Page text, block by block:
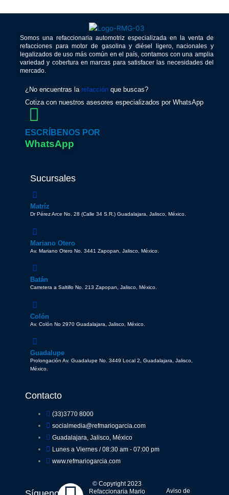
Somos una refaccionaria automotriz especializada en la venta de
refacciones para motor de gasolina y diésel ligero, nacionales y
legalizados de uso más común en el país, contamos con una amplia
variedad y cobertura en marcas para satisfacer las necesidades del
mercado.
¿No encuentras la refacción que buscas?
Cotiza con nuestros asesores especializados por WhatsApp
ESCRÍBENOS POR
WhatsApp
Sucursales
Matríz
Dr Pérez Arce No. 28 (Calle 34 S.R.) Guadalajara, Jalisco, México.
Mariano Otero
Av. Mariano Otero No. 3441 Zapopan, Jalisco, México.
Batán
Carretera a Saltillo No. 213 Zapopan, Jalisco, México.
Colón
Av. Colón No 2970 Guadalajara, Jalisco, México.
Guadalupe
Prolongación Av. Guadalupe No. 3449 Local 2, Guadalajara, Jalisco,
México.
Contacto
(33)3770 8000
socialmedia@refmariogarcia.com
Guadalajara, Jalisco, México
Lunes a Viernes / 08:30 am - 07:00 pm
www.refmariogarcia.com
© Copyright 2023
Refaccionaria Mario
Aviso de